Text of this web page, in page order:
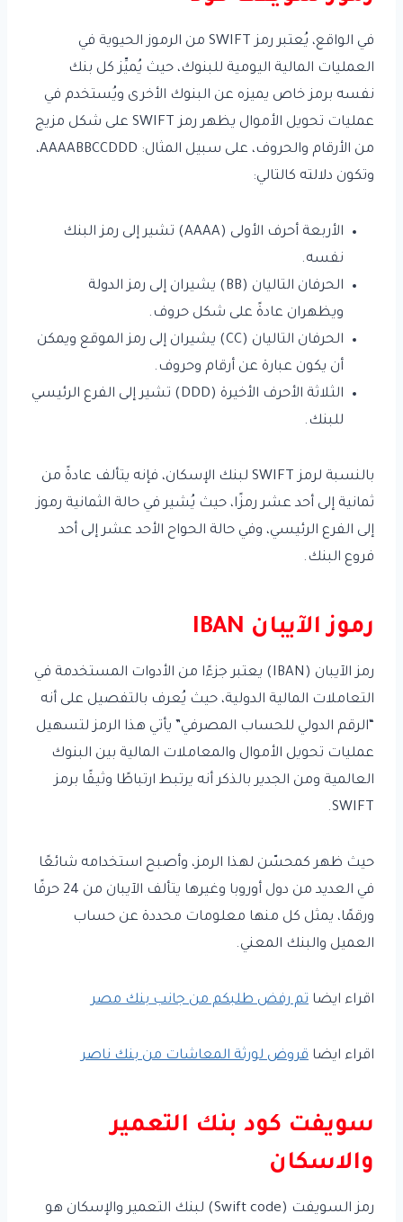
في الواقع، يُعتبر رمز SWIFT من الرموز الحيوية في
العمليات المالية اليومية للبنوك، حيث يُميِّز كل بنك
نفسه برمز خاص يميزه عن البنوك الأخرى ويُستخدم في
عمليات تحويل الأموال يظهر رمز SWIFT على شكل مزيج
من الأرقام والحروف، على سبيل المثال: AAAABBCCDDD،
وتكون دلالته كالتالي:
الأربعة أحرف الأولى (AAAA) تشير إلى رمز البنك
نفسه.
الحرفان التاليان (BB) يشيران إلى رمز الدولة
ويظهران عادةً على شكل حروف.
الحرفان التاليان (CC) يشيران إلى رمز الموقع ويمكن
أن يكون عبارة عن أرقام وحروف.
الثلاثة الأحرف الأخيرة (DDD) تشير إلى الفرع الرئيسي
للبنك.
بالنسبة لرمز SWIFT لبنك الإسكان، فإنه يتألف عادةً من
ثمانية إلى أحد عشر رمزًا، حيث يُشير في حالة الثمانية رموز
إلى الفرع الرئيسي، وفي حالة الحواح الأحد عشر إلى أحد
فروع البنك.
رموز الآيبان IBAN
رمز الآيبان (IBAN) يعتبر جزءًا من الأدوات المستخدمة في
التعاملات المالية الدولية، حيث يُعرف بالتفصيل على أنه
“الرقم الدولي للحساب المصرفي” يأتي هذا الرمز لتسهيل
عمليات تحويل الأموال والمعاملات المالية بين البنوك
العالمية ومن الجدير بالذكر أنه يرتبط ارتباطًا وثيقًا برمز
SWIFT.
حيث ظهر كمحسّن لهذا الرمز، وأصبح استخدامه شائعًا
في العديد من دول أوروبا وغيرها يتألف الآيبان من 24 حرفًا
ورقمًا، يمثل كل منها معلومات محددة عن حساب
العميل والبنك المعني.
اقراء ايضا تم رفض طلبكم من جانب بنك مصر
اقراء ايضا قروض لورثة المعاشات من بنك ناصر
سويفت كود بنك التعمير
والاسكان
رمز السويفت (Swift code) لبنك التعمير والإسكان هو